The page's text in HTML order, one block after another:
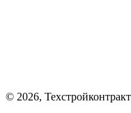
© 2026, Техстройконтракт